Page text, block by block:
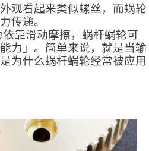
观看起来类似螺丝，而蜗轮
传递。
靠滑动摩擦，蜗杆蜗轮可
力」。简单来说，就是当输
为什么蜗杆蜗轮经常被应用